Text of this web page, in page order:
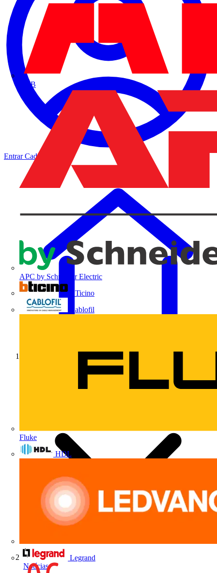
ABB
APC by Schneider Electric
BTicino
Cablofil
Fluke
HDL
Legrand
EntrarCadastrar
Notícias